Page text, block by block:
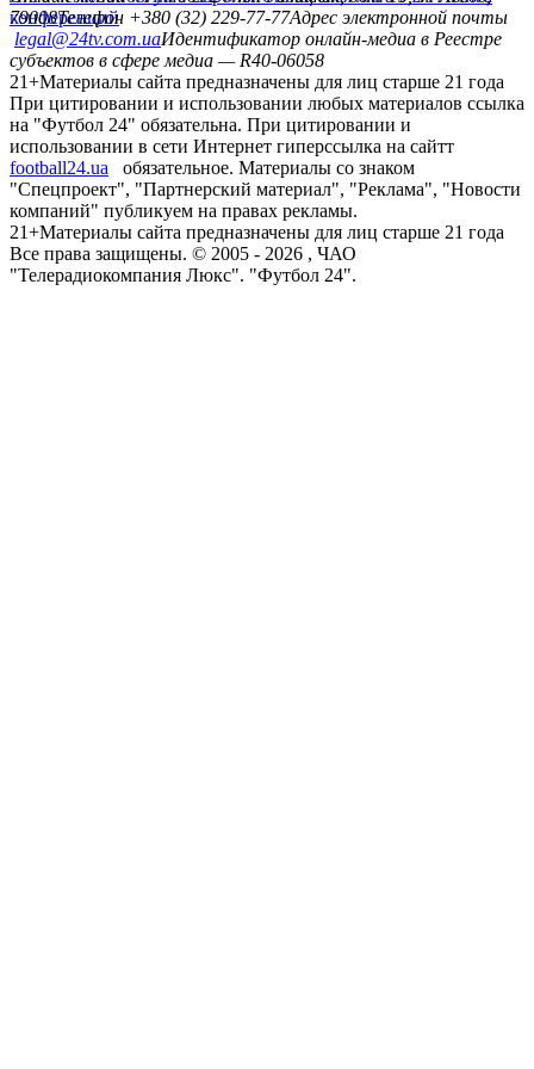
конференций
79008Телефон +380 (32) 229-77-77Адрес электронной почты
legal@24tv.com.uaИдентификатор онлайн-медиа в Реестре
субъектов в сфере медиа — R40-06058
21+Материалы сайта предназначены для лиц старше 21 года
При цитировании и использовании любых материалов ссылка
на "Футбол 24" обязательна. При цитировании и
использовании в сети Интернет гиперссылка на сайтт
football24.ua
обязательное. Материалы со знаком
"Спецпроект", "Партнерский материал", "Реклама", "Новости
компаний" публикуем на правах рекламы.
21+Материалы сайта предназначены для лиц старше 21 года
Все права защищены. © 2005 - 2026 , ЧАО
"Телерадиокомпания Люкс". "Футбол 24".